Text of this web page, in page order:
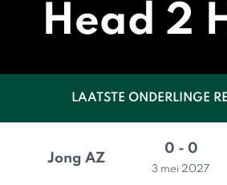
Head 2
LAATSTE ONDERLINGE
Jong AZ
0 - 0
3 mei 2027